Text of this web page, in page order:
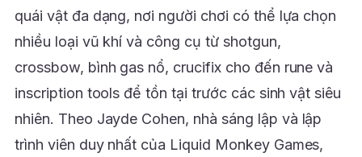
quái vật đa dạng, nơi người chơi có thể lựa chọn
nhiều loại vũ khí và công cụ từ shotgun,
crossbow, bình gas nổ, crucifix cho đến rune và
inscription tools để tồn tại trước các sinh vật siêu
nhiên. Theo Jayde Cohen, nhà sáng lập và lập
trình viên duy nhất của Liquid Monkey Games,